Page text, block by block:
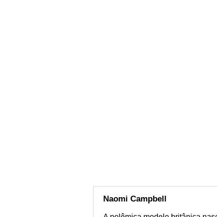
Naomi Campbell